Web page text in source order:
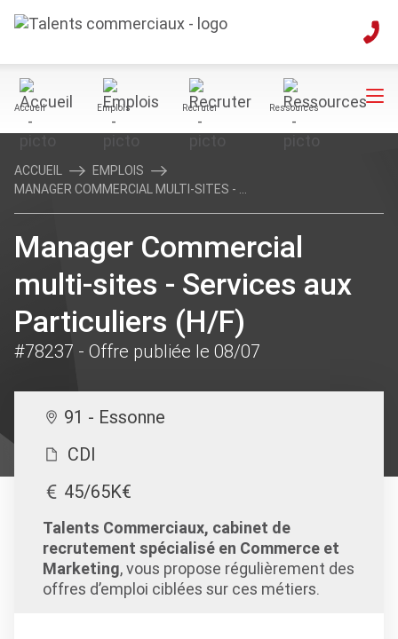
Accueil Emplois Recruter Ressources
ACCUEIL
EMPLOIS
MANAGER COMMERCIAL MULTI-SITES - ...
Manager Commercial
multi-sites - Services aux
Particuliers (H/F)
#78237 - Offre publiée le 08/07
91 - Essonne
CDI
45/65K€
Talents Commerciaux, cabinet de
recrutement spécialisé en Commerce et
Marketing, vous propose régulièrement des
offres d’emploi ciblées sur ces métiers.